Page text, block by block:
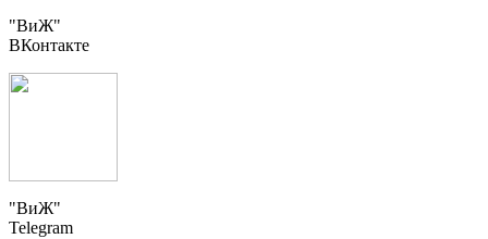
"ВиЖ"
ВКонтакте
"ВиЖ"
Telegram